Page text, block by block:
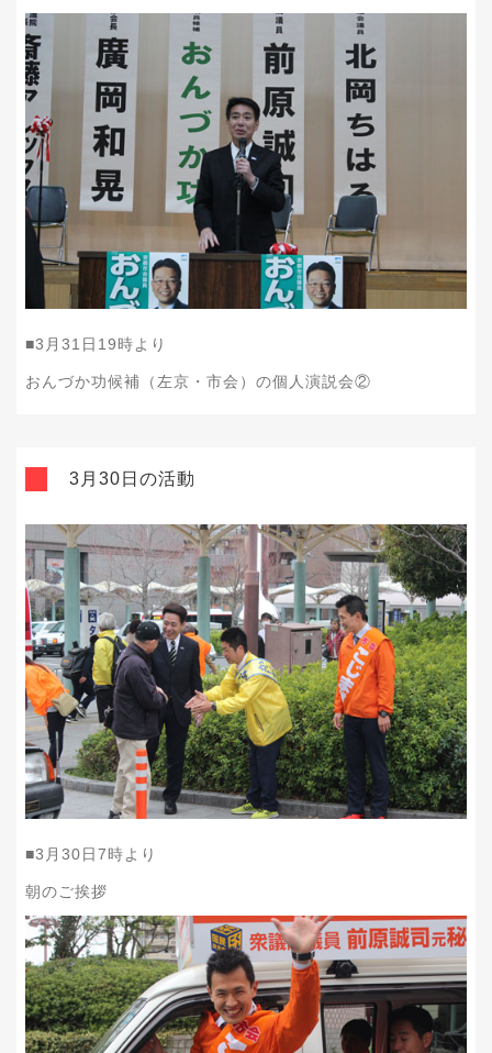
■3 月 31 日 19時より
おんづか功候補（左京・市会）の個人演説会②
3月30日の活動
■3 月 30日7時より
朝のご挨拶